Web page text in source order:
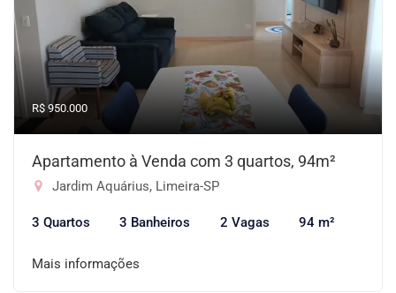
R$ 950.000
Apartamento à Venda com 3 quartos, 94m²
Jardim Aquárius, Limeira-SP
3 Quartos 3 Banheiros 2 Vagas 94 m²
Mais informações